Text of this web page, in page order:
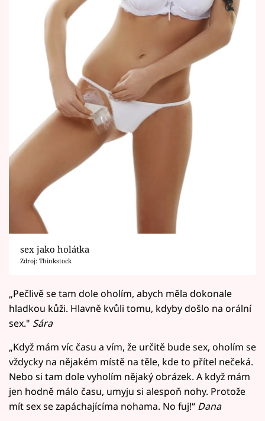
sex jako holátka
Zdroj: Thinkstock
„Pečlivě se tam dole oholím, abych měla dokonale
hladkou kůži. Hlavně kvůli tomu, kdyby došlo na orální
sex." Sára
„Když mám víc času a vím, že určitě bude sex, oholím se
vždycky na nějakém místě na těle, kde to přítel nečeká.
Nebo si tam dole vyholím nějaký obrázek. A když mám
jen hodně málo času, umyju si alespoň nohy. Protože
mít sex se zapáchajícíma nohama. No fuj!“ Dana